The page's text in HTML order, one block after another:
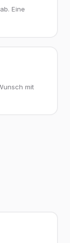
Eine
mit